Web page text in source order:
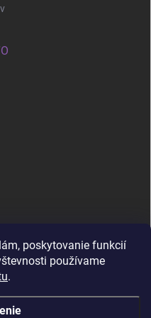
poskytovanie funkcií
používame
.